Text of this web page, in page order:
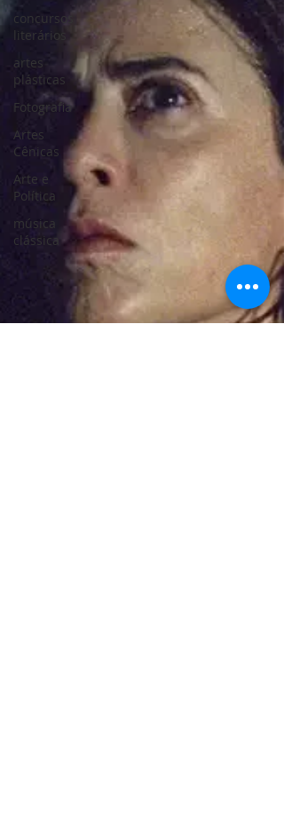
concursos
literários
artes
plásticas
Fotografia
Artes
Cênicas
Arte e
Política
música
clássica